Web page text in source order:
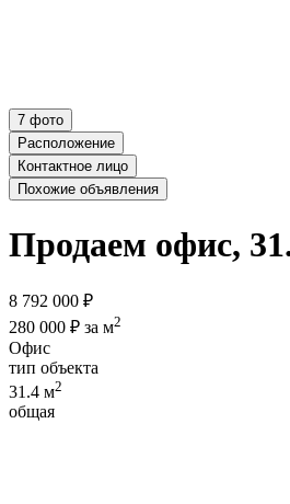
7 фото
Расположение
Контактное лицо
Похожие объявления
Продаем офис,
8 792 000 ₽
280 000 ₽ за м2
Офис
тип объекта
31.4 м2
общая